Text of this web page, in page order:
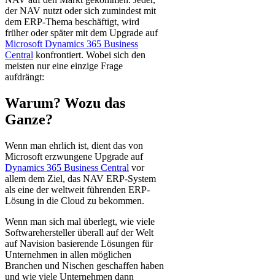
der NAV nutzt oder sich zumindest mit
dem ERP-Thema beschäftigt, wird
früher oder später mit dem Upgrade auf
Microsoft Dynamics 365 Business
Central konfrontiert. Wobei sich den
meisten nur eine einzige Frage
aufdrängt:
Warum? Wozu das
Ganze?
Wenn man ehrlich ist, dient das von
Microsoft erzwungene Upgrade auf
Dynamics 365 Business Central vor
allem dem Ziel, das NAV ERP-System
als eine der weltweit führenden ERP-
Lösung in die Cloud zu bekommen.
Wenn man sich mal überlegt, wie viele
Softwarehersteller überall auf der Welt
auf Navision basierende Lösungen für
Unternehmen in allen möglichen
Branchen und Nischen geschaffen haben
und wie viele Unternehmen dann